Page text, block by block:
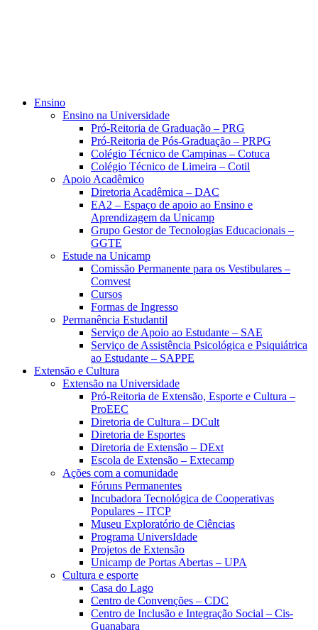
Ensino
Ensino na Universidade
Pró-Reitoria de Graduação – PRG
Pró-Reitoria de Pós-Graduação – PRPG
Colégio Técnico de Campinas – Cotuca
Colégio Técnico de Limeira – Cotil
Apoio Acadêmico
Diretoria Acadêmica – DAC
EA2 – Espaço de apoio ao Ensino e
Aprendizagem da Unicamp
Grupo Gestor de Tecnologias Educacionais –
GGTE
Estude na Unicamp
Comissão Permanente para os Vestibulares –
Comvest
Cursos
Formas de Ingresso
Permanência Estudantil
Serviço de Apoio ao Estudante – SAE
Serviço de Assistência Psicológica e Psiquiátrica
ao Estudante – SAPPE
Extensão e Cultura
Extensão na Universidade
Pró-Reitoria de Extensão, Esporte e Cultura –
ProEEC
Diretoria de Cultura – DCult
Diretoria de Esportes
Diretoria de Extensão – DExt
Escola de Extensão – Extecamp
Ações com a comunidade
Fóruns Permanentes
Incubadora Tecnológica de Cooperativas
Populares – ITCP
Museu Exploratório de Ciências
Programa UniversIdade
Projetos de Extensão
Unicamp de Portas Abertas – UPA
Cultura e esporte
Casa do Lago
Centro de Convenções – CDC
Centro de Inclusão e Integração Social – Cis-
Guanabara